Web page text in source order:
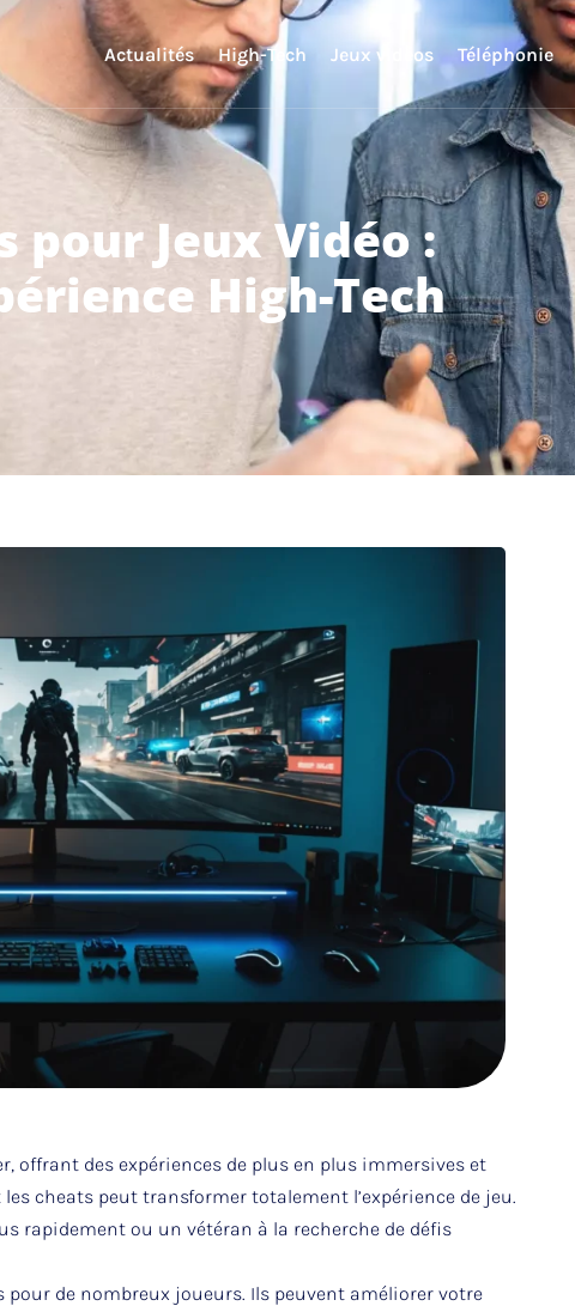
Actualités High-Tech Jeux vidéos Téléphonie
pour Jeux Vidéo :
High-Tech
offrant des expériences de plus en plus immersives et
cheats peut transformer totalement l’expérience de jeu.
rapidement ou un vétéran à la recherche de défis
de nombreux joueurs. Ils peuvent améliorer votre